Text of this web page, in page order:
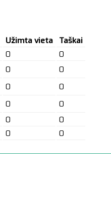
Užimta vieta
Taškai
0
0
0
0
0
0
0
0
0
0
0 0